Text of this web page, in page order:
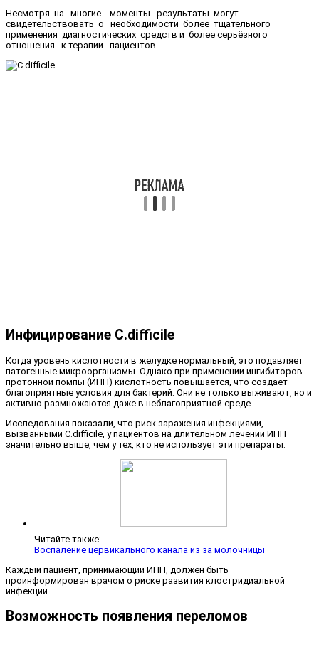
Несмотря на многие моменты результаты могут
свидетельствовать о необходимости более тщательного
применения диагностических средств и более серьёзного
отношения к терапии пациентов.
Инфицирование C.difficile
Когда уровень кислотности в желудке нормальный, это подавляет
патогенные микроорганизмы. Однако при применении ингибиторов
протонной помпы (ИПП) кислотность повышается, что создает
благоприятные условия для бактерий. Они не только выживают, но и
активно размножаются даже в неблагоприятной среде.
Исследования показали, что риск заражения инфекциями,
вызванными C.difficile, у пациентов на длительном лечении ИПП
значительно выше, чем у тех, кто не использует эти препараты.
Читайте также:
Воспаление цервикального канала из за молочницы
Каждый пациент, принимающий ИПП, должен быть
проинформирован врачом о риске развития клостридиальной
инфекции.
Возможность появления переломов